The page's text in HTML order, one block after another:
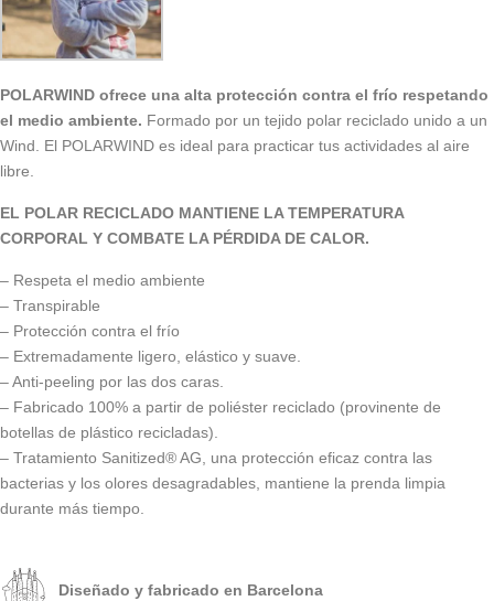
POLARWIND ofrece una alta protección contra el frío respetando
el medio ambiente. Formado por un tejido polar reciclado unido a un
Wind. El POLARWIND es ideal para practicar tus actividades al aire
libre.
EL POLAR RECICLADO MANTIENE LA TEMPERATURA
CORPORAL Y COMBATE LA PÉRDIDA DE CALOR.
– Respeta el medio ambiente
– Transpirable
– Protección contra el frío
– Extremadamente ligero, elástico y suave.
– Anti-peeling por las dos caras.
– Fabricado 100% a partir de poliéster reciclado (provinente de
botellas de plástico recicladas).
– Tratamiento Sanitized® AG, una protección eficaz contra las
bacterias y los olores desagradables, mantiene la prenda limpia
durante más tiempo.
Diseñado y fabricado en Barcelona